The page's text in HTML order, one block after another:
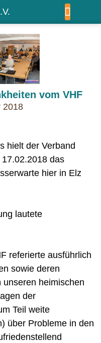
vom VHF
2018
hielt der Verband
das
hier in Elz
lautete
referierte ausführlich
sowie deren
heimischen
der
Teil weite
über Probleme in den